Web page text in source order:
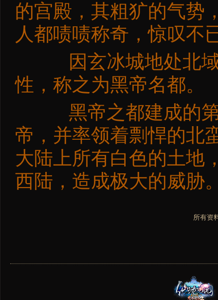
的宫殿，其粗犷的气势
人都啧啧称奇，惊叹不
因玄冰城地处北域
性，称之为黑帝名都。
黑帝之都建成的第
帝，并率领着剽悍的北
大陆上所有白色的土地
西陆，造成极大的威胁
所有资